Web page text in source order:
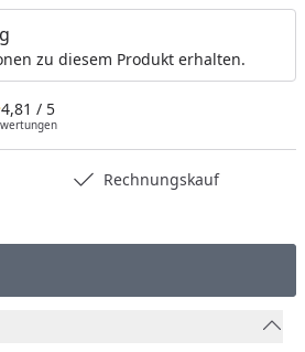
zu diesem Produkt erhalten.
4,81 / 5
Rechnungskauf